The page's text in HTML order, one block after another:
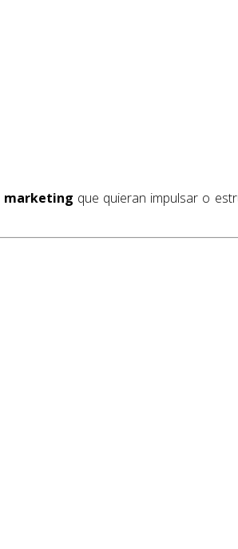
marketing que quieran impulsar o